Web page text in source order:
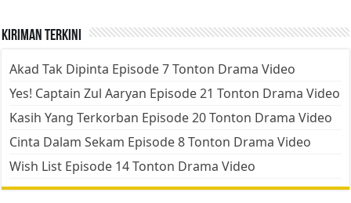
Kiriman Terkini
Akad Tak Dipinta Episode 7 Tonton Drama Video
Yes! Captain Zul Aaryan Episode 21 Tonton Drama Video
Kasih Yang Terkorban Episode 20 Tonton Drama Video
Cinta Dalam Sekam Episode 8 Tonton Drama Video
Wish List Episode 14 Tonton Drama Video